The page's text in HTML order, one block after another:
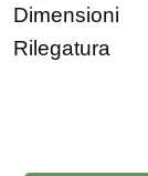
Dimensioni
Rilegatura